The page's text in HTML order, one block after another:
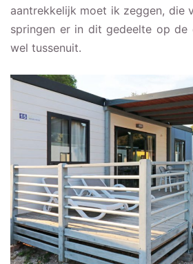
aantrekkelijk moet ik zeggen, die
springen er in dit gedeelte op de
wel tussenuit.